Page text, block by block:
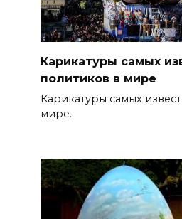
Карикатуры самых
политиков в мире
Карикатуры самых
мире.